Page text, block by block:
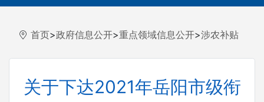
首页>政府信息公开>重点领域信息公开>涉农补贴
关于下达2021年岳阳市级衔